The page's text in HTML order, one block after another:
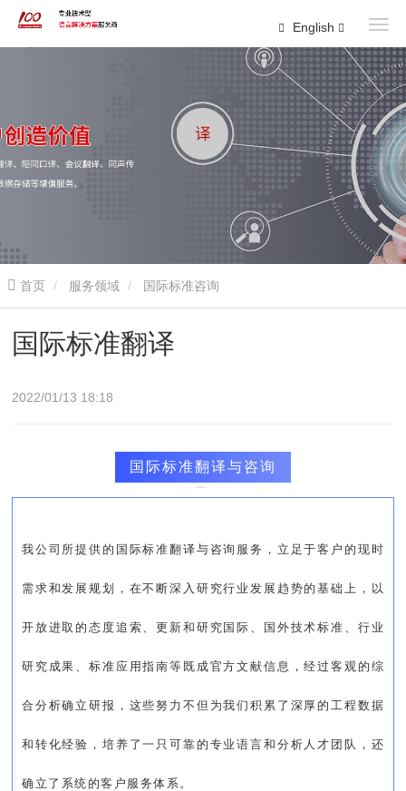
English
首页 服务领域 国际标准咨询
国际标准翻译
2022/01/13 18:18
国际标准翻译与咨询
我公司所提供的国际标准翻译与咨询服务，立足于客户的现时
需求和发展规划，在不断深入研究行业发展趋势的基础上，以
开放进取的态度追索、更新和研究国际、国外技术标准、行业
研究成果、标准应用指南等既成官方文献信息，经过客观的综
合分析确立研报，这些努力不但为我们积累了深厚的工程数据
和转化经验，培养了一只可靠的专业语言和分析人才团队，还
确立了系统的客户服务体系。